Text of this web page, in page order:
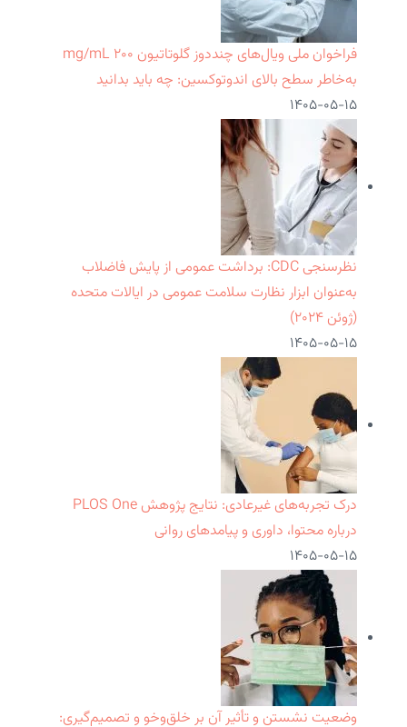
فراخوان ملی ویال‌های چنددوز گلوتاتیون ۲۰۰ mg/mL
به‌خاطر سطح بالای اندوتوکسین: چه باید بدانید
۱۴۰۵-۰۵-۱۵
نظرسنجی CDC: برداشت عمومی از پایش فاضلاب
به‌عنوان ابزار نظارت سلامت عمومی در ایالات متحده
(ژوئن ۲۰۲۴)
۱۴۰۵-۰۵-۱۵
درک تجربه‌های غیرعادی: نتایج پژوهش PLOS One
درباره محتوا، داوری و پیامدهای روانی
۱۴۰۵-۰۵-۱۵
وضعیت نشستن و تأثیر آن بر خلق‌وخو و تصمیم‌گیری: